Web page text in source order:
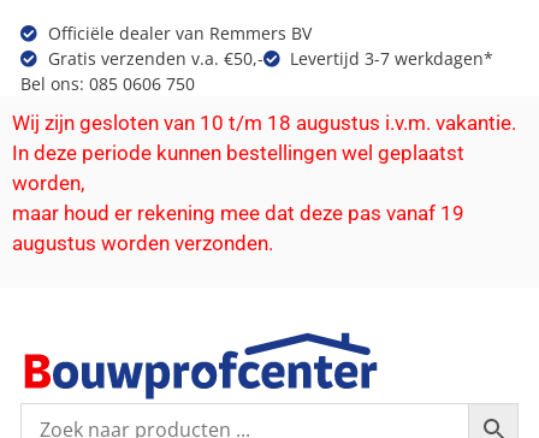
Officiële dealer van Remmers BV
Gratis verzenden v.a. €50,-
Levertijd 3-7 werkdagen*
Bel ons: 085 0606 750
Wij zijn gesloten van 10 t/m 18 augustus i.v.m. vakantie.
In deze periode kunnen bestellingen wel geplaatst
worden,
maar houd er rekening mee dat deze pas vanaf 19
augustus worden verzonden.